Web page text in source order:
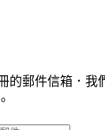
的郵件信箱．我